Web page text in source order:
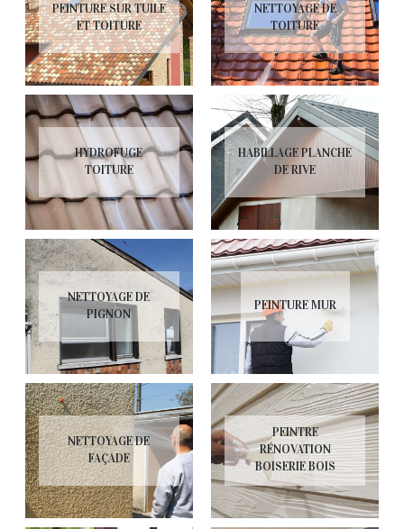
PEINTURE SUR TUILE
ET TOITURE
NETTOYAGE DE
TOITURE
HYDROFUGE
TOITURE
HABILLAGE PLANCHE
DE RIVE
NETTOYAGE DE
PIGNON
PEINTURE MUR
NETTOYAGE DE
FAÇADE
PEINTRE
RÉNOVATION
BOISERIE BOIS